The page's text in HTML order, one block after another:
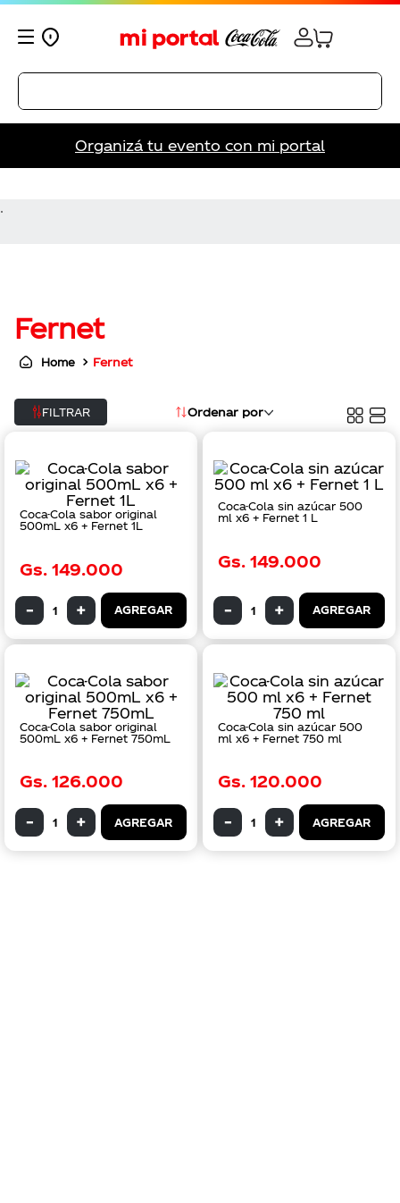
Organizá tu evento con mi portal
.
Fernet
Fernet
FILTRAR Ordenar por
Coca-Cola sabor original
500mL x6 + Fernet 1L
Gs. 149.000
AGREGAR
Coca-Cola sin azúcar 500
ml x6 + Fernet 1 L
Gs. 149.000
AGREGAR
Coca-Cola sabor original
500mL x6 + Fernet 750mL
Gs. 126.000
AGREGAR
Coca-Cola sin azúcar 500
ml x6 + Fernet 750 ml
Gs. 120.000
AGREGAR